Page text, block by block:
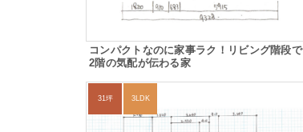
コンパクトなのに家事ラク！リビング階段で
2階の気配が伝わる家
31坪 3LDK